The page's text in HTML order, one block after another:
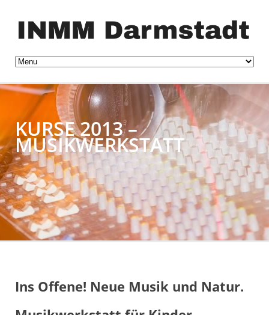
KURSE 2013 –
MUSIKWERKSTATT
Ins Offene! Neue Musik und Natur.